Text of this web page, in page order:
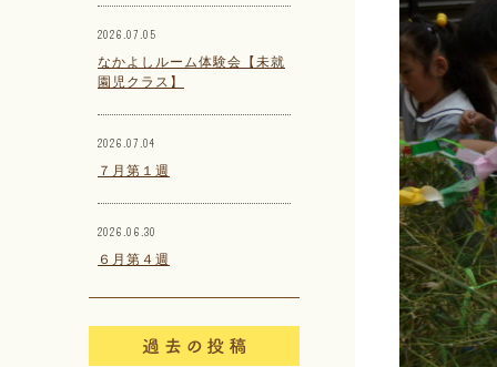
2026.07.05
なかよしルーム体験会【未就
園児クラス】
2026.07.04
７月第１週
2026.06.30
６月第４週